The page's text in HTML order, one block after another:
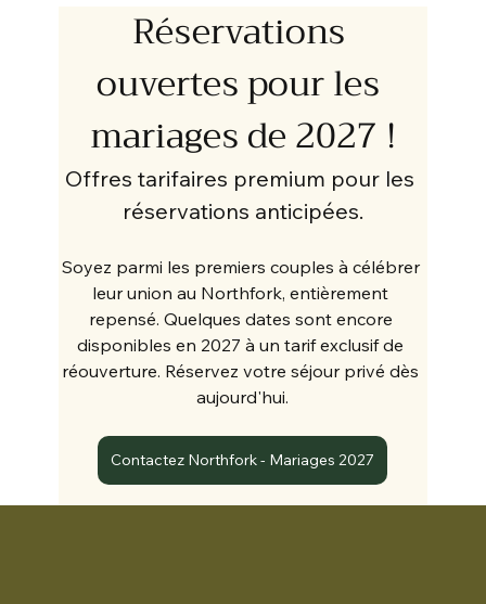
Réservations
ouvertes pour les
mariages de 2027 !
Offres tarifaires premium pour les
réservations anticipées.
Soyez parmi les premiers couples à célébrer
leur union au Northfork, entièrement
repensé. Quelques dates sont encore
disponibles en 2027 à un tarif exclusif de
réouverture. Réservez votre séjour privé dès
aujourd'hui.
Contactez Northfork - Mariages 2027